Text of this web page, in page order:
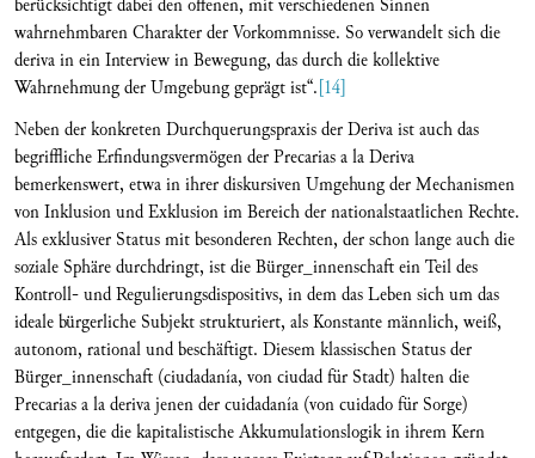
wahrnehmbaren Charakter der Vorkommnisse. So verwandelt sich die
deriva in ein Interview in Bewegung, das durch die kollektive
Wahrnehmung der Umgebung geprägt ist“.[14]
Neben der konkreten Durchquerungspraxis der Deriva ist auch das
begriffliche Erfindungsvermögen der Precarias a la Deriva
bemerkenswert, etwa in ihrer diskursiven Umgehung der Mechanismen
von Inklusion und Exklusion im Bereich der nationalstaatlichen Rechte.
Als exklusiver Status mit besonderen Rechten, der schon lange auch die
soziale Sphäre durchdringt, ist die Bürger_innenschaft ein Teil des
Kontroll- und Regulierungsdispositivs, in dem das Leben sich um das
ideale bürgerliche Subjekt strukturiert, als Konstante männlich, weiß,
autonom, rational und beschäftigt. Diesem klassischen Status der
Bürger_innenschaft (ciudadanía, von ciudad für Stadt) halten die
Precarias a la deriva jenen der cuidadanía (von cuidado für Sorge)
entgegen, die die kapitalistische Akkumulationslogik in ihrem Kern